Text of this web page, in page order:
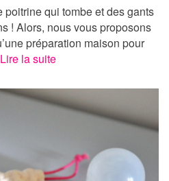
poitrine qui tombe et des gants
! Alors, nous vous proposons
préparation maison pour
Lire la suite